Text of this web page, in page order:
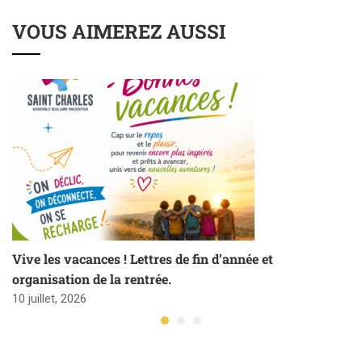
VOUS AIMEREZ AUSSI
Vive les vacances ! Lettres de fin d’année et
organisation de la rentrée.
10 juillet, 2026